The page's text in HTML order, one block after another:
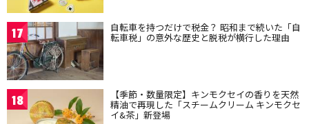
17 自転車を持つだけで税金？ 昭和まで続いた「自
転車税」の意外な歴史と脱税が横行した理由
18 【季節・数量限定】キンモクセイの香りを天然
精油で再現した「スチームクリーム キンモクセ
イ&茶」新登場